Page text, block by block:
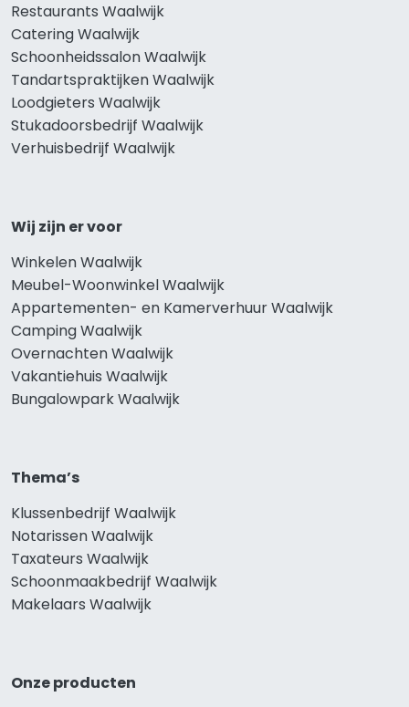
Restaurants Waalwijk
Catering Waalwijk
Schoonheidssalon Waalwijk
Tandartspraktijken Waalwijk
Loodgieters Waalwijk
Stukadoorsbedrijf Waalwijk
Verhuisbedrijf Waalwijk
Wij zijn er voor
Winkelen Waalwijk
Meubel-Woonwinkel Waalwijk
Appartementen- en Kamerverhuur Waalwijk
Camping Waalwijk
Overnachten Waalwijk
Vakantiehuis Waalwijk
Bungalowpark Waalwijk
Thema’s
Klussenbedrijf Waalwijk
Notarissen Waalwijk
Taxateurs Waalwijk
Schoonmaakbedrijf Waalwijk
Makelaars Waalwijk
Onze producten